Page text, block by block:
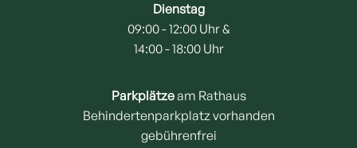
Dienstag
09:00 - 12:00 Uhr &
14:00 - 18:00 Uhr
Parkplätzeam Rathaus
Behindertenparkplatz vorhanden
gebührenfrei